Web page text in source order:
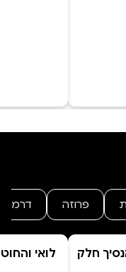
פרוזה דרמה
חלק
לואי